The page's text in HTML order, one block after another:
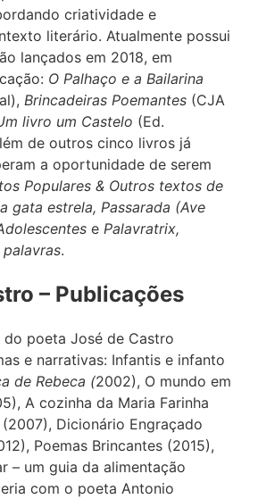
criatividade e
literário. Atualmente possui
lançados em 2018, em
O Palhaço e a Bailarina
Brincadeiras Poemantes (CJA
livro um Castelo (Ed.
de outros cinco livros já
a oportunidade de serem
Populares & Outros textos de
gata estrela, Passarada (Ave
e Palavratrix,
.
– Publicações
do poeta José de Castro
e narrativas: Infantis e infanto
de Rebeca (2002), O mundo em
A cozinha da Maria Farinha
Dicionário Engraçado
Poemas Brincantes (2015),
– um guia da alimentação
com o poeta Antonio